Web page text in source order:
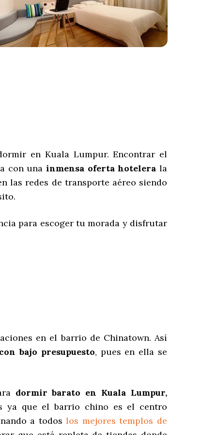
en Kuala Lumpur. Encontrar el
con una inmensa oferta hotelera la
las redes de transporte aéreo siendo
para escoger tu morada y disfrutar
en el barrio de Chinatown. Así
bajo presupuesto, pues en ella se
dormir barato en Kuala Lumpur,
ya que el barrio chino es el centro
a todoslos mejores templos de